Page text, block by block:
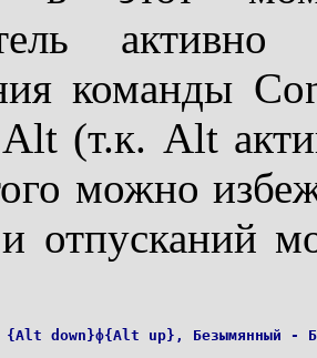
команды
(т.к. Alt
можно
отпусканий